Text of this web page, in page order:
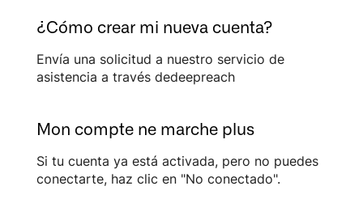
¿Cómo crear mi nueva cuenta?
Envía una solicitud a nuestro servicio de
asistencia a través dedeepreach
Mon compte ne marche plus
Si tu cuenta ya está activada, pero no puedes
conectarte, haz clic en "No conectado".